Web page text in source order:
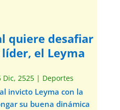
quiere desafiar
el Leyma
Dic, 2525| Deportes
invicto Leyma con la
su buena dinámica